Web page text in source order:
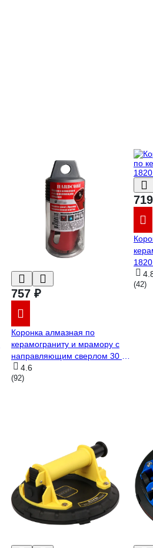
757 ₽
Коронка алмазная по
керамограниту и мрамору с
направляющим сверлом 30 мм
Hardcore 154030
4.6
(92)
(42)